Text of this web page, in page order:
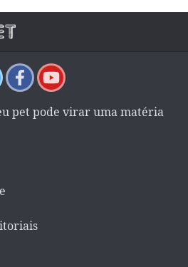
pet pode virar uma matéria